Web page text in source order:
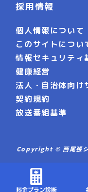
料金プラン診断
採用情報
個人情報について
このサイトについ
情報セキュリティ
健康経営
法人・自治体向け
契約規約
放送番組基準
Copyright © 西尾張シ